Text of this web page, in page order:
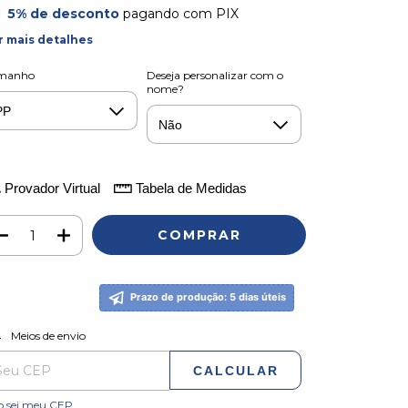
5% de descontopagando com PIX
mais detalhes
Deseja personalizar com o
nome?
Provador Virtual Tabela de Medidas
Prazo de produção: 5 dias úteis
para o CEP:
Meios de envio
CALCULAR
sei meu CEP